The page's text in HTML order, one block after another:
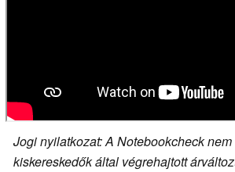
Jogi nyilatkozat: A Notebookcheck
kiskereskedők által végrehajtott